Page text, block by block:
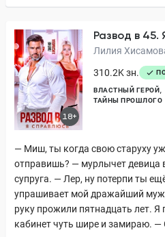
18+
Развод в 45.
Лилия
310.2K зн.
ВЛАСТНЫЙ ГЕРОЙ
ТАЙНЫ ПРОШЛОГО
— Миш, ты когда свою старуху
отправишь? — мурлычет девица
супруга. — Лер, ну потерпи ты
упрашивает мой дражайший
руку прожили пятнадцать лет.
кабинет чуть шире и замираю. —